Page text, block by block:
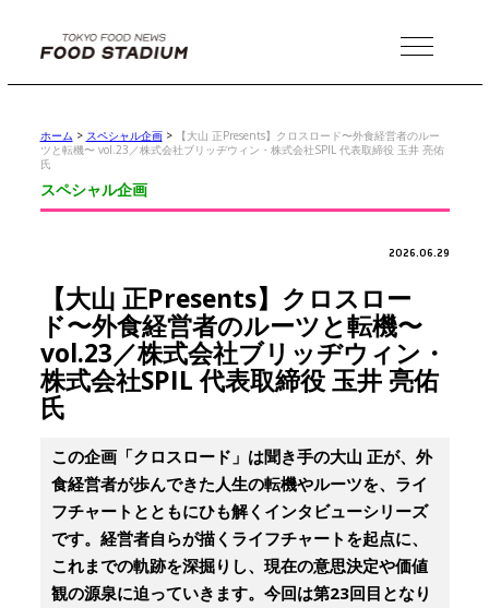
MENU
ホーム > スペシャル企画>
【大山 正Presents】クロスロード〜外食経営者のルー
ツと転機〜 vol.23／株式会社ブリッヂウィン・株式会社SPIL 代表取締役 玉井 亮佑
氏
スペシャル企画
2026.06.29
【大山 正Presents】クロスロー
ド〜外食経営者のルーツと転機〜
vol.23／株式会社ブリッヂウィン・
株式会社SPIL 代表取締役 玉井 亮佑
氏
この企画「クロスロード」は聞き手の大山 正が、外
食経営者が歩んできた人生の転機やルーツを、ライ
フチャートとともにひも解くインタビューシリーズ
です。経営者自らが描くライフチャートを起点に、
これまでの軌跡を深掘りし、現在の意思決定や価値
観の源泉に迫っていきます。今回は第23回目となり